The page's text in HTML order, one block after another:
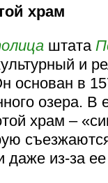
храм
штата
и
основан в
озера. В
храм –
даже из-за